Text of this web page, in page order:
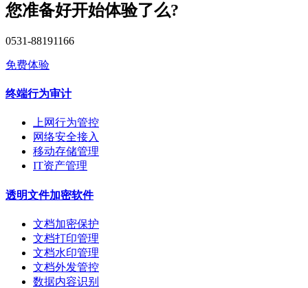
您准备好开始体验了么?
0531-88191166
免费体验
终端行为审计
上网行为管控
网络安全接入
移动存储管理
IT资产管理
透明文件加密软件
文档加密保护
文档打印管理
文档水印管理
文档外发管控
数据内容识别